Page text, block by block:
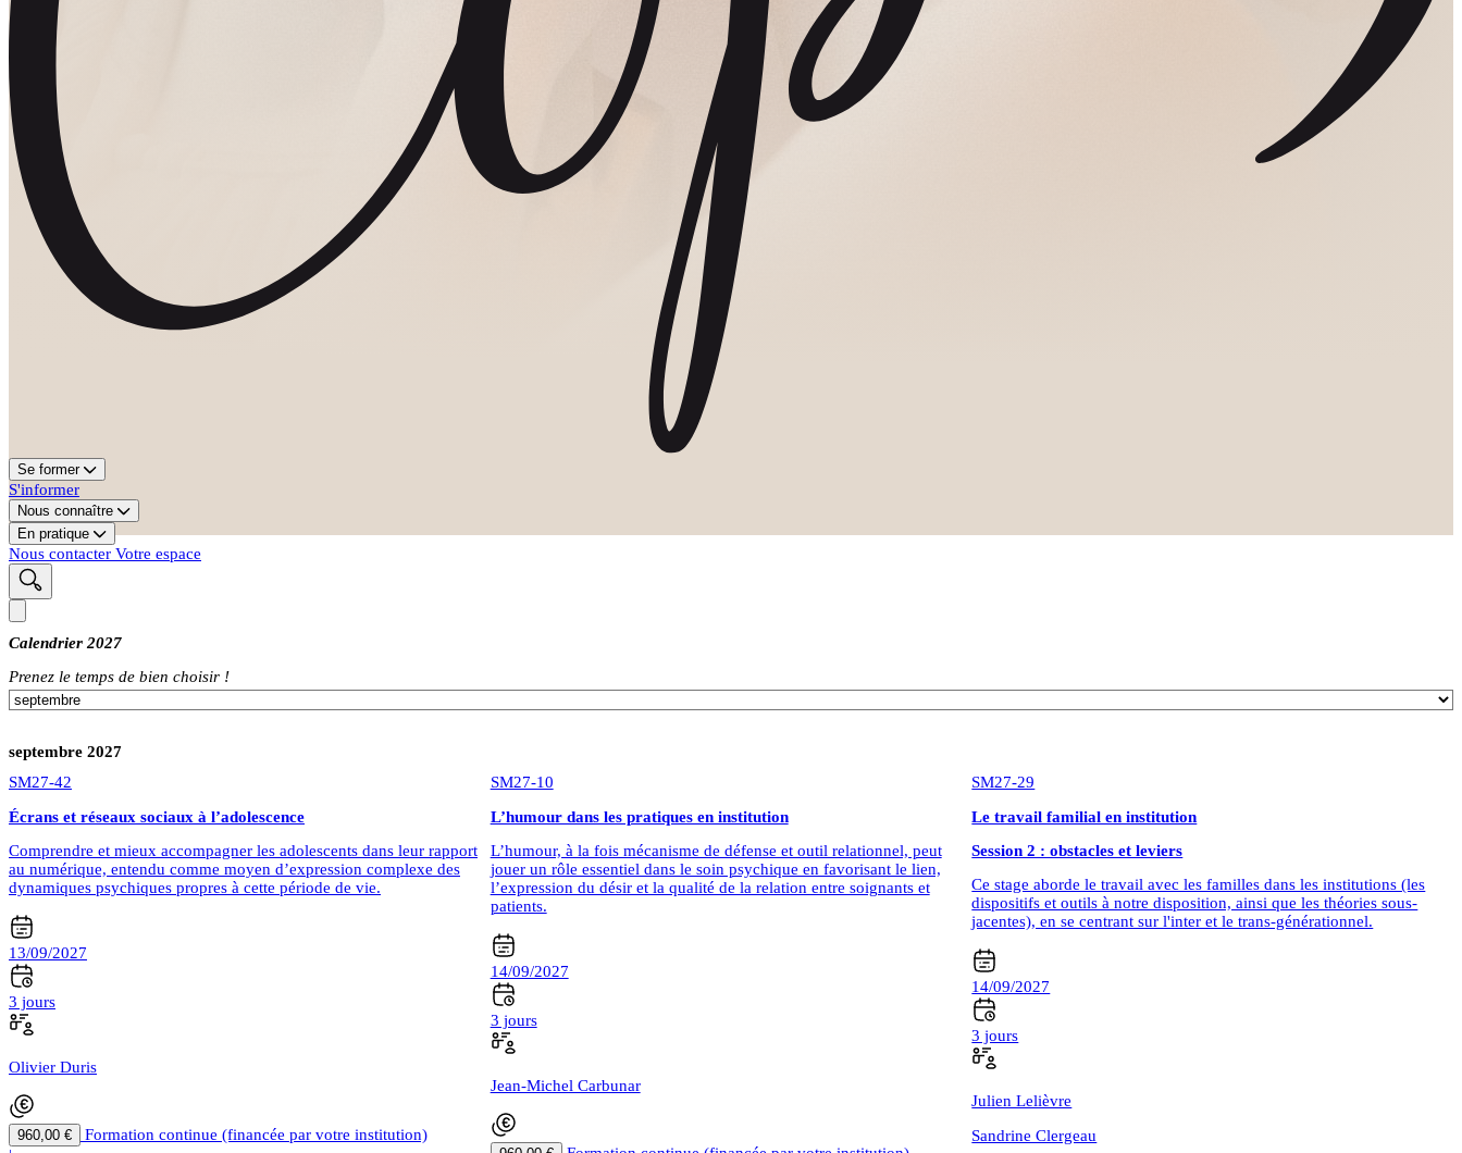
Se former
S'informer
Nous connaître
En pratique
Nous contacter Votre espace
Calendrier 2027
Prenez le temps de bien choisir !
septembre 2027
SM27-42
Écrans et réseaux sociaux à l’adolescence
Comprendre et mieux accompagner les adolescents dans leur rapport
au numérique, entendu comme moyen d’expression complexe des
dynamiques psychiques propres à cette période de vie.
13/09/2027
3 jours
Olivier Duris
960,00 €
Formation continue (financée par votre institution)
SM27-10
L’humour dans les pratiques en institution
L’humour, à la fois mécanisme de défense et outil relationnel, peut
jouer un rôle essentiel dans le soin psychique en favorisant le lien,
l’expression du désir et la qualité de la relation entre soignants et
patients.
14/09/2027
3 jours
Jean-Michel Carbunar
SM27-29
Le travail familial en institution
Session 2 : obstacles et leviers
Ce stage aborde le travail avec les familles dans les institutions (les
dispositifs et outils à notre disposition, ainsi que les théories sous-
jacentes), en se centrant sur l'inter et le trans-générationnel.
14/09/2027
3 jours
Julien Lelièvre
Sandrine Clergeau